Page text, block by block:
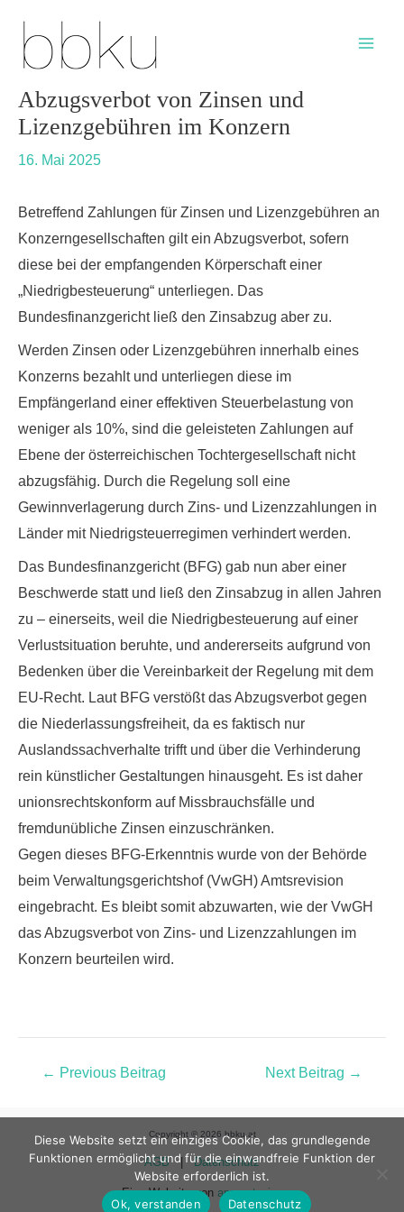
content
Abzugsverbot von Zinsen und
Lizenzgebühren im Konzern
16. Mai 2025
Betreffend Zahlungen für Zinsen und Lizenzgebühren an
Konzerngesellschaften gilt ein Abzugsverbot, sofern
diese bei der empfangenden Körperschaft einer
„Niedrigbesteuerung“ unterliegen. Das
Bundesfinanzgericht ließ den Zinsabzug aber zu.
Werden Zinsen oder Lizenzgebühren innerhalb eines
Konzerns bezahlt und unterliegen diese im
Empfängerland einer effektiven Steuerbelastung von
weniger als 10%, sind die geleisteten Zahlungen auf
Ebene der österreichischen Tochtergesellschaft nicht
abzugsfähig. Durch die Regelung soll eine
Gewinnverlagerung durch Zins- und Lizenzzahlungen in
Länder mit Niedrigsteuerregimen verhindert werden.
Das Bundesfinanzgericht (BFG) gab nun aber einer
Beschwerde statt und ließ den Zinsabzug in allen Jahren
zu – einerseits, weil die Niedrigbesteuerung auf einer
Verlustsituation beruhte, und andererseits aufgrund von
Bedenken über die Vereinbarkeit der Regelung mit dem
EU-Recht. Laut BFG verstößt das Abzugsverbot gegen
die Niederlassungsfreiheit, da es faktisch nur
Auslandssachverhalte trifft und über die Verhinderung
rein künstlicher Gestaltungen hinausgeht. Es ist daher
unionsrechtskonform auf Missbrauchsfälle und
fremdunübliche Zinsen einzuschränken.
Gegen dieses BFG-Erkenntnis wurde von der Behörde
beim Verwaltungsgerichtshof (VwGH) Amtsrevision
eingebracht. Es bleibt somit abzuwarten, wie der VwGH
das Abzugsverbot von Zins- und Lizenzzahlungen im
Konzern beurteilen wird.
navigation
← Previous Beitrag Next Beitrag →
Copyright © 2026 bbku.at
AGB|Datenschutz
Eine Website von apparat.wien
Diese Website setzt ein einziges Cookie, das grundlegende
Funktionen ermöglicht und für die einwandfreie Funktion der
Website erforderlich ist.
Ok, verstanden
Datenschutz